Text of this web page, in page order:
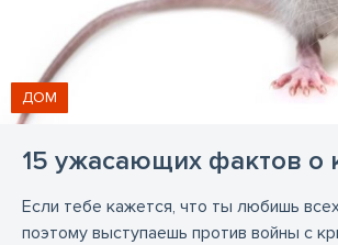
15 ужасающих фактов о
ДОМ
Если тебе кажется, что ты любишь
поэтому выступаешь против войны с